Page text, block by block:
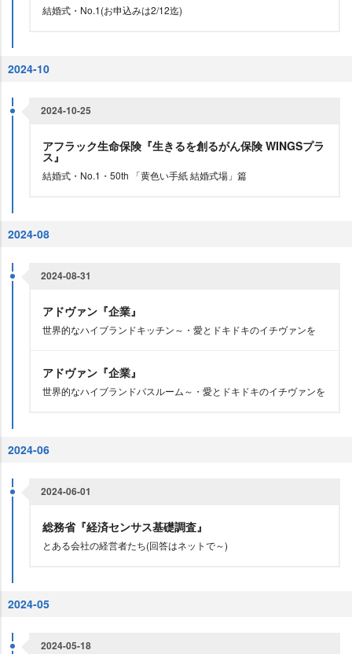
結婚式・No.1(お申込みは2/12迄)
2024-10
2024-10-25
アフラック生命保険『生きるを創るがん保険 WINGSプラ
ス』
結婚式・No.1・50th 「黄色い手紙 結婚式場」篇
2024-08
2024-08-31
アドヴァン『企業』
世界的なハイブランドキッチン～・愛とドキドキのイチヴァンを
アドヴァン『企業』
世界的なハイブランドバスルーム～・愛とドキドキのイチヴァンを
2024-06
2024-06-01
総務省『経済センサス基礎調査』
とある会社の経営者たち(回答はネットで～)
2024-05
2024-05-18